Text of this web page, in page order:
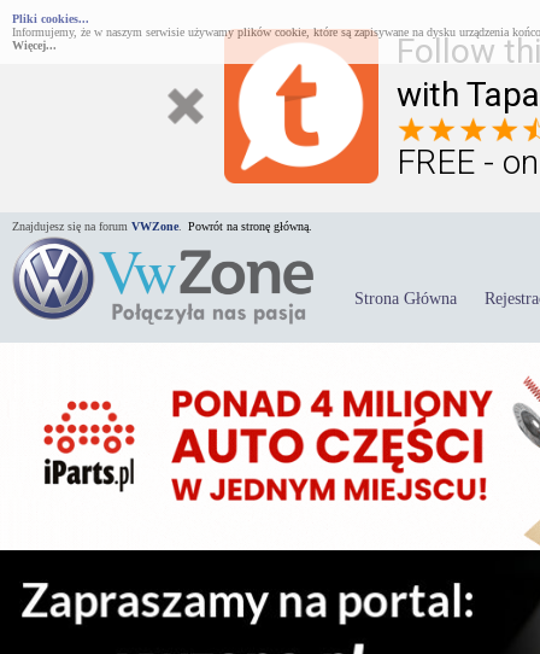
Follow
with
FREE -
Pliki cookies...
Informujemy, że w naszym serwisie używamy plików cookie, które są zapisywane na dysku urządzenia
Więcej...
Znajdujesz się na forum VWZone Powrót na stronę główną.
Strona Główna